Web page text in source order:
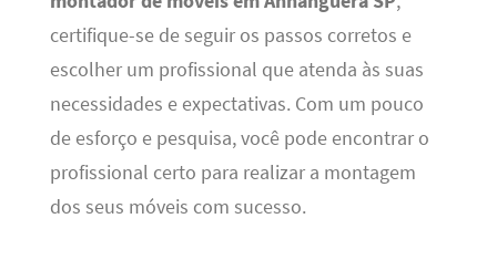
certifique-se de seguir os passos corretos e
escolher um profissional que atenda às suas
necessidades e expectativas. Com um pouco
de esforço e pesquisa, você pode encontrar o
profissional certo para realizar a montagem
dos seus móveis com sucesso.